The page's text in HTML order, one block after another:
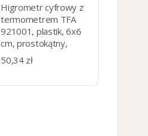
Higrometr cyfrowy z
termometrem TFA
921001, plastik, 6x6
cm, prostokątny,
czarny
50,34 zł